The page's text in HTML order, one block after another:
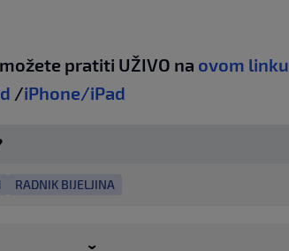
pratiti UŽIVO na ovom linku
/iPhone/iPad
RADNIK BIJELJINA